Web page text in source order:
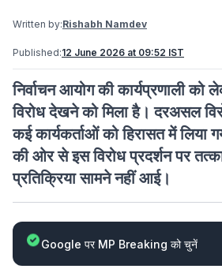
Written by:Rishabh Namdev
Published:12 June 2026 at 09:52 IST
निर्वाचन आयोग की कार्यप्रणाली को
विरोध देखने को मिला है। दरअसल
कई कार्यकर्ताओं को हिरासत में लिया
की ओर से इस विरोध प्रदर्शन पर
प्रतिक्रिया सामने नहीं आई।
Google पर MP Breaking को चुनें